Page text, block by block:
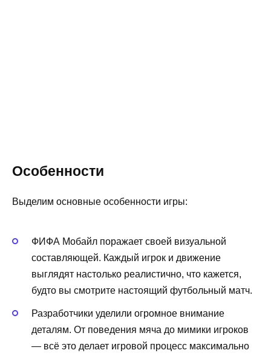
Особенности
Выделим основные особенности игры:
ФИФА Мобайл поражает своей визуальной
составляющей. Каждый игрок и движение
выглядят настолько реалистично, что кажется,
будто вы смотрите настоящий футбольный матч.
Разработчики уделили огромное внимание
деталям. От поведения мяча до мимики игроков
— всё это делает игровой процесс максимально